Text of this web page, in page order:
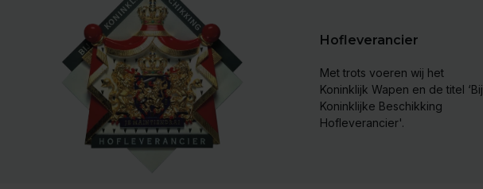
Hofleverancier
Met trots voeren wij het
Koninklijk Wapen en de titel ‘Bij
Koninklijke Beschikking
Hofleverancier'.